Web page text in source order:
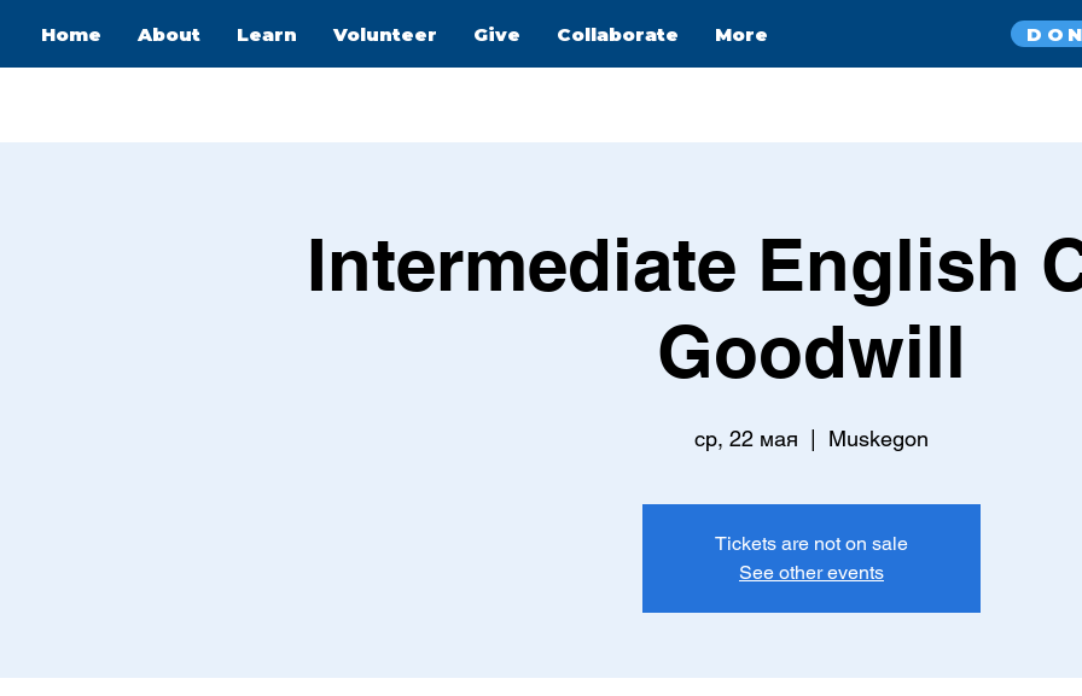
Home About Learn Volunteer Give Collaborate More
Intermediate English
Goodwill
ср, 22 мая Muskegon
Tickets are not on sale
See other events